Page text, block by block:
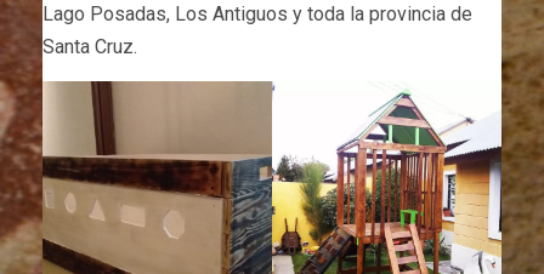
Lago Posadas, Los Antiguos y toda la provincia de
Santa Cruz.